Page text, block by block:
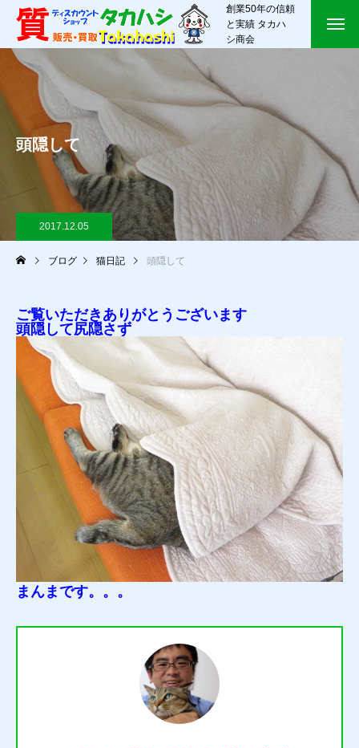
創業50年の信頼
と実績 タカハ
シ商会
頭隠して
2017.12.05
ブログ 猫日記 頭隠して
ご覧いただきありがとうございます
頭隠して尻隠さず
まんまです。。。